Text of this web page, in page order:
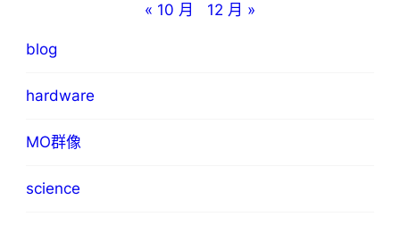
« 10 月
12 月 »
blog
hardware
MO群像
science